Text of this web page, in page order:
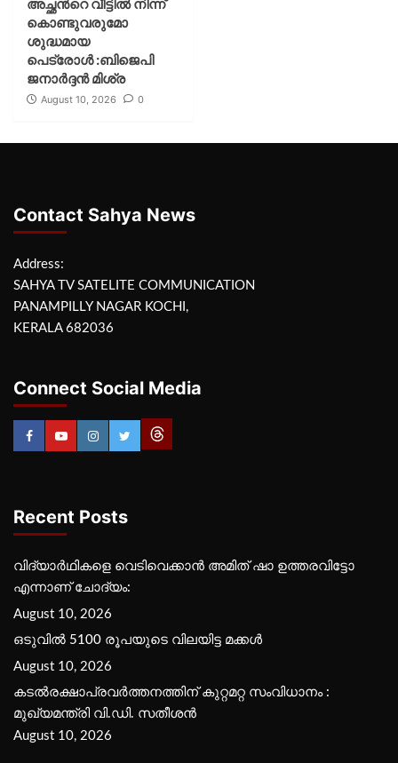
അച്ഛൻറെ വീട്ടിൽ നിന്ന്
കൊണ്ടുവരുമോ
ശുദ്ധമായ
പെട്രോൾ :ബിജെപി
ജനാർദ്ദൻ മിശ്ര
August 10, 2026 0
Contact Sahya News
Address:
SAHYA TV SATELITE COMMUNICATION
PANAMPILLY NAGAR KOCHI,
KERALA 682036
Connect Social Media
Recent Posts
വിദ്യാര്‍ഥികളെ വെടിവെക്കാന്‍ അമിത് ഷാ ഉത്തരവിട്ടോ
എന്നാണ് ചോദ്യം:
August 10, 2026
ഒടുവിൽ 5100 രൂപയുടെ വിലയിട്ട മക്കൾ
August 10, 2026
കടല്‍രക്ഷാപ്രവര്‍ത്തനത്തിന് കുറ്റമറ്റ സംവിധാനം :
മുഖ്യമന്ത്രി വി.ഡി. സതീശന്‍
August 10, 2026